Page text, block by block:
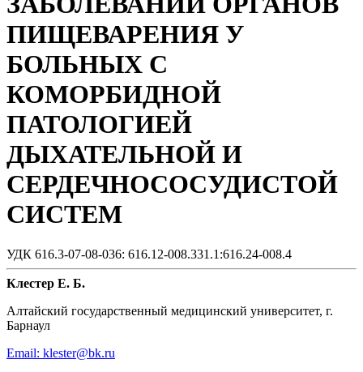
ПИЩЕВАРЕНИЯ У
БОЛЬНЫХ С
КОМОРБИДНОЙ
ПАТОЛОГИЕЙ
ДЫХАТЕЛЬНОЙ И
СЕРДЕЧНОСОСУДИСТОЙ
СИСТЕМ
УДК 616.3-07-08-036: 616.12-008.331.1:616.24-008.4
Клестер Е. Б.
Алтайский государственный медицинский университет, г.
Барнаул
Email: klester@bk.ru